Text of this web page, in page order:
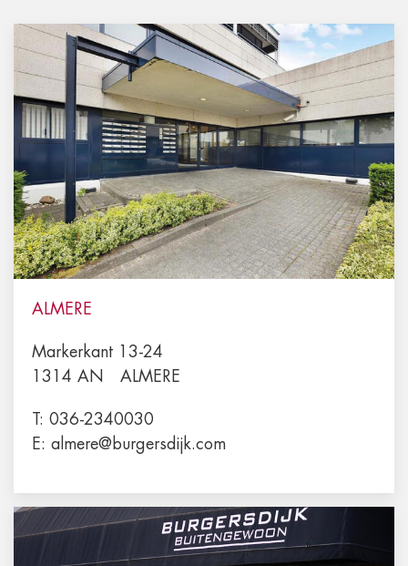
ALMERE
Markerkant 13-24
1314 AN
ALMERE
T: 036-2340030
E: almere@burgersdijk.com